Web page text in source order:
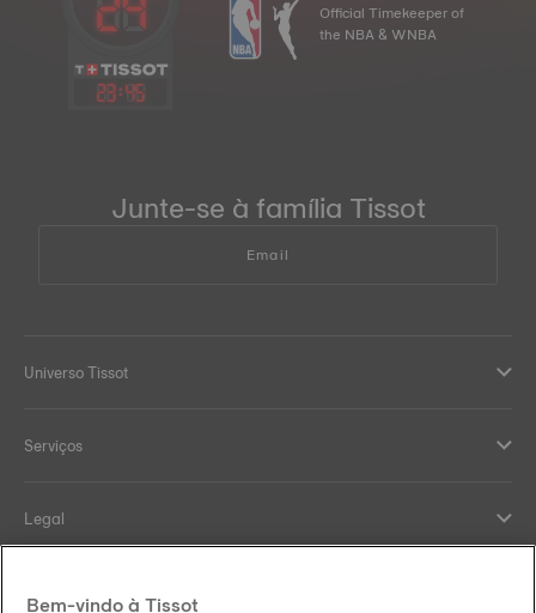
23:45
Official Timekeeper of
the NBA & WNBA
Junte-se à família Tissot
Email
Universo Tissot
Serviços
Legal
Help and contacts
Bem-vindo à Tissot